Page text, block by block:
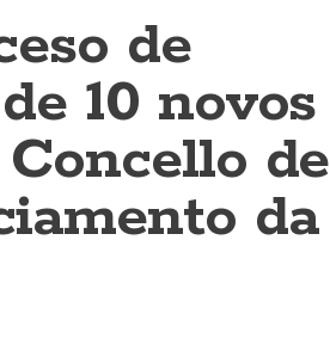
de
10 novos
de
da